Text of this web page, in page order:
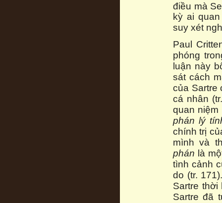
điều mà
kỳ ai
suy xét
Paul
phóng
luận này
sát cách
của Sartre
cá nhân
quan
phán lý
chính trị
mình và
phán là
tình cảnh
do (tr.
Sartre
Sartre đã